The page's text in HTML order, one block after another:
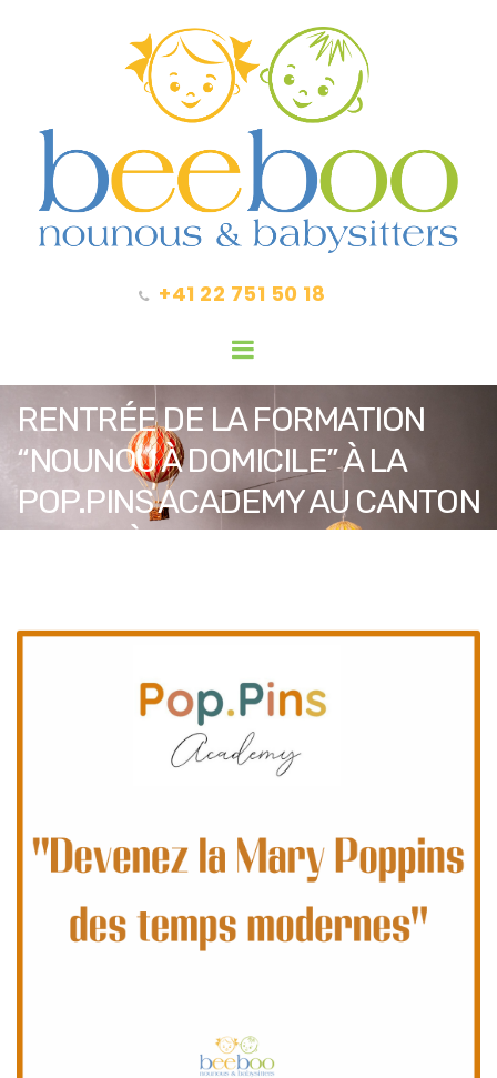
+41 22 751 50 18
RENTRÉE DE LA FORMATION
“NOUNOU À DOMICILE” À LA
POP.PINS ACADEMY AU CANTON
DE GENÈVE, DU 21 SEPTEMBRE